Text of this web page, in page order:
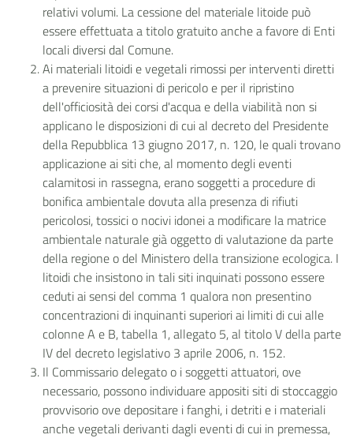
relativi volumi. La cessione del materiale litoide può
essere effettuata a titolo gratuito anche a favore di Enti
locali diversi dal Comune.
Ai materiali litoidi e vegetali rimossi per interventi diretti
a prevenire situazioni di pericolo e per il ripristino
dell'officiosità dei corsi d'acqua e della viabilità non si
applicano le disposizioni di cui al decreto del Presidente
della Repubblica 13 giugno 2017, n. 120, le quali trovano
applicazione ai siti che, al momento degli eventi
calamitosi in rassegna, erano soggetti a procedure di
bonifica ambientale dovuta alla presenza di rifiuti
pericolosi, tossici o nocivi idonei a modificare la matrice
ambientale naturale già oggetto di valutazione da parte
della regione o del Ministero della transizione ecologica. I
litoidi che insistono in tali siti inquinati possono essere
ceduti ai sensi del comma 1 qualora non presentino
concentrazioni di inquinanti superiori ai limiti di cui alle
colonne A e B, tabella 1, allegato 5, al titolo V della parte
IV del decreto legislativo 3 aprile 2006, n. 152.
Il Commissario delegato o i soggetti attuatori, ove
necessario, possono individuare appositi siti di stoccaggio
provvisorio ove depositare i fanghi, i detriti e i materiali
anche vegetali derivanti dagli eventi di cui in premessa,